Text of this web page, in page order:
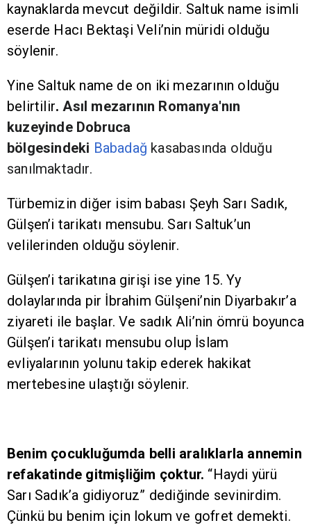
kaynaklarda mevcut değildir. Saltuk name isimli
eserde Hacı Bektaşi Veli’nin müridi olduğu
söylenir.
Yine Saltuk name de on iki mezarının olduğu
belirtilir.Asıl mezarının Romanya'nın
kuzeyinde Dobruca
bölgesindeki Babadağ kasabasında olduğu
sanılmaktadır.
Türbemizin diğer isim babası Şeyh Sarı Sadık,
Gülşen’i tarikatı mensubu. Sarı Saltuk’un
velilerinden olduğu söylenir.
Gülşen’i tarikatına girişi ise yine 15. Yy
dolaylarında pir İbrahim Gülşeni’nin Diyarbakır’a
ziyareti ile başlar. Ve sadık Ali’nin ömrü boyunca
Gülşen’i tarikatı mensubu olup İslam
evliyalarının yolunu takip ederek hakikat
mertebesine ulaştığı söylenir.
Benim çocukluğumda belli aralıklarla annemin
refakatinde gitmişliğim çoktur. “Haydi yürü
Sarı Sadık’a gidiyoruz” dediğinde sevinirdim.
Çünkü bu benim için lokum ve gofret demekti.